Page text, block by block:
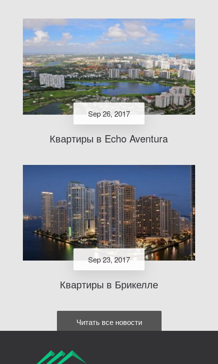
Sep 26, 2017
Квартиры в Echo Aventura
Sep 23, 2017
Квартиры в Брикелле
Читать все новости